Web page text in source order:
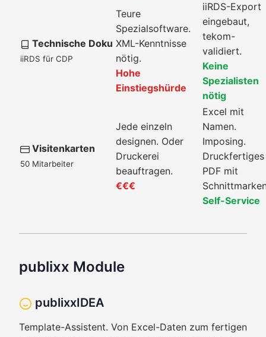
Technische Doku
iiRDS für CDP
Teure
Spezialsoftware.
XML-Kenntnisse
nötig.
Hohe
Einstiegshürde
iiRDS-Export
eingebaut,
tekom-
validiert.
Keine
Spezialisten
nötig
Visitenkarten
50 Mitarbeiter
Jede einzeln
designen. Oder
Druckerei
beauftragen.
€€€
Excel mit
Namen.
Imposing.
Druckfertiges
PDF mit
Self-Service
publixx Module
publixxIDEA
Template-Assistent. Von Excel-Daten zum fertigen